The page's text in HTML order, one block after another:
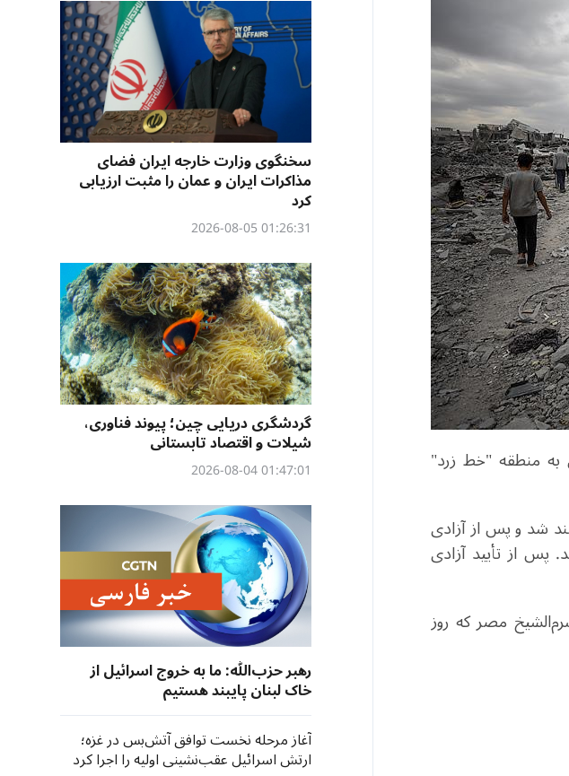
به منطقه "خط زرد"
اولیه صبح دوشنبه 13 اکتبر آزاد خواهند شد و پس از آزادی
کشته شدگان خواهد شد. پس از تأیید آزادی
مصر که روز
سخنگوی وزارت خارجه ایران فضای
مذاکرات ایران و عمان را مثبت ارزیابی
کرد
01:26:31 2026-08-05
گردشگری دریایی چین؛ پیوند فناوری،
شیلات و اقتصاد تابستانی
01:47:01 2026-08-04
رهبر حزب‌الله: ما به خروج اسرائیل از
خاک لبنان پایبند هستیم
آغاز مرحله نخست توافق آتش‌بس در غزه؛
ارتش اسرائیل عقب‌نشینی اولیه را اجرا کرد